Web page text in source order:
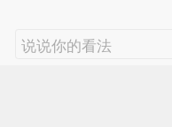
说说你的看法